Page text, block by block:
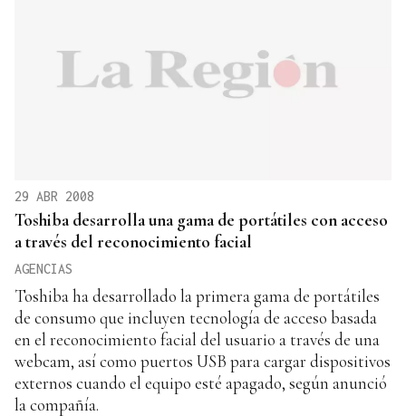
29 ABR 2008
Toshiba desarrolla una gama de portátiles con acceso
a través del reconocimiento facial
AGENCIAS
Toshiba ha desarrollado la primera gama de portátiles
de consumo que incluyen tecnología de acceso basada
en el reconocimiento facial del usuario a través de una
webcam, así como puertos USB para cargar dispositivos
externos cuando el equipo esté apagado, según anunció
la compañía.